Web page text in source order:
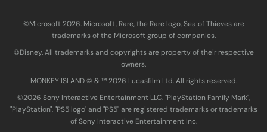
©Microsoft 2026. Microsoft, Rare, the Rare logo, Sea of Thieves are
trademarks of the Microsoft group of companies.
©Disney. All trademarks and copyrights are property of their respective
owners.
MONKEY ISLAND © & ™ 20‍26 Lucasfilm Ltd. All rights reserved.
©2026 Sony Interactive Entertainment LLC. "PlayStation Family Mark",
"PlayStation", "PS5 logo" and "PS5" are registered trademarks or trademarks
of Sony Interactive Entertainment Inc.